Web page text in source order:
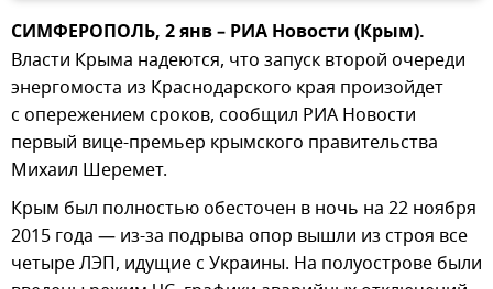
СИМФЕРОПОЛЬ, 2 янв – РИА Новости (Крым).
Власти Крыма надеются, что запуск второй очереди
энергомоста из Краснодарского края произойдет
с опережением сроков, сообщил РИА Новости
первый вице-премьер крымского правительства
Михаил Шеремет.
Крым был полностью обесточен в ночь на 22 ноября
2015 года — из-за подрыва опор вышли из строя все
четыре ЛЭП, идущие с Украины. На полуострове были